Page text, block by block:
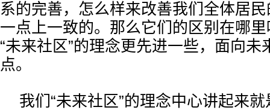
系的完善，怎么样来改善我们全体居
一点上一致的。那么它们的区别在哪
“未来社区”的理念更先进一些，面向未
点。
我们“未来社区”的理念中心讲起来就